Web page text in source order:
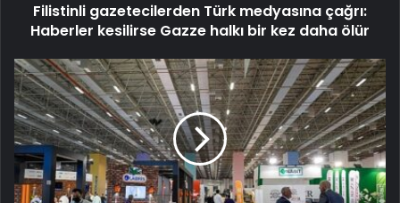
Filistinli gazetecilerden Türk medyasına çağrı:
Haberler kesilirse Gazze halkı bir kez daha ölür